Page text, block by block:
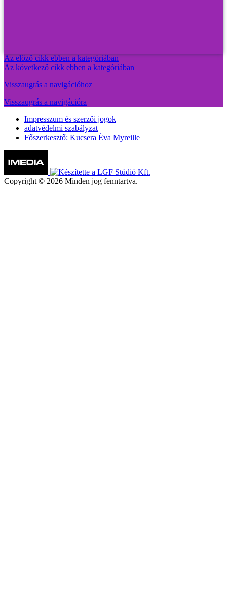
Az előző cikk ebben a kategóriában
Az következő cikk ebben a kategóriában
Visszaugrás a navigációhoz
Visszaugrás a navigációra
Impresszum és szerzői jogok
adatvédelmi szabályzat
Főszerkesztő: Kucsera Éva Myreille
Copyright © 2026 Minden jog fenntartva.